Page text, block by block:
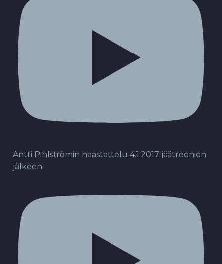
Antti Pihlströmin haastattelu 4.1.2017 jäätreenien
jälkeen